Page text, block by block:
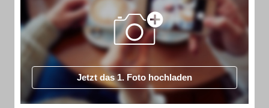
Jetzt das 1. Foto hochladen